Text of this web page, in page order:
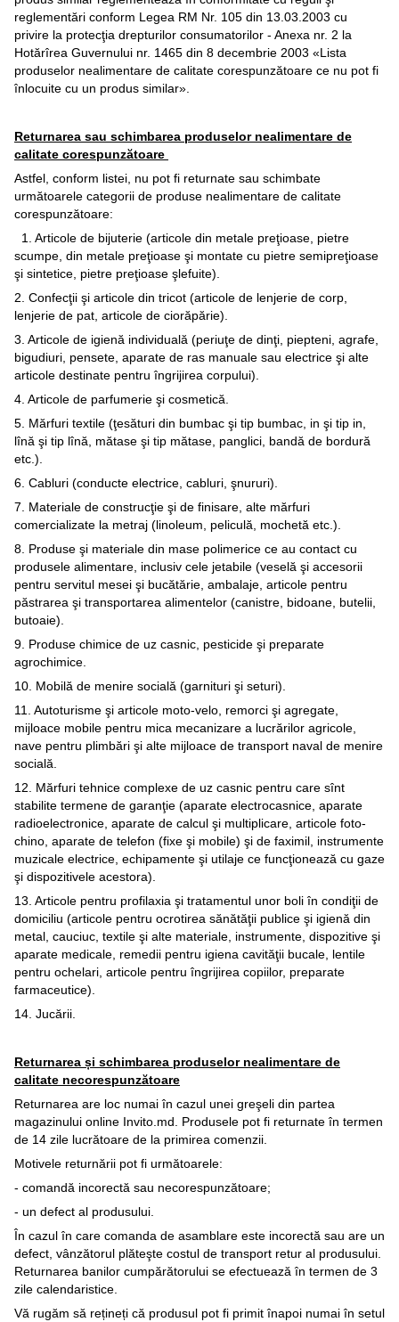
reglementări conform Legea RM Nr. 105 din 13.03.2003 cu
privire la protecţia drepturilor consumatorilor - Anexa nr. 2 la
Hotărîrea Guvernului nr. 1465 din 8 decembrie 2003 «Lista
produselor nealimentare de calitate corespunzătoare ce nu pot fi
înlocuite cu un produs similar».
Returnarea sau schimbarea produselor nealimentare de
calitate corespunzătoare
Astfel, conform listei, nu pot fi returnate sau schimbate
următoarele categorii de produse nealimentare de calitate
corespunzătoare:
1. Articole de bijuterie (articole din metale preţioase, pietre
scumpe, din metale preţioase şi montate cu pietre semipreţioase
şi sintetice, pietre preţioase şlefuite).
2. Confecţii şi articole din tricot (articole de lenjerie de corp,
lenjerie de pat, articole de ciorăpărie).
3. Articole de igienă individuală (periuţe de dinţi, piepteni, agrafe,
bigudiuri, pensete, aparate de ras manuale sau electrice şi alte
articole destinate pentru îngrijirea corpului).
4. Articole de parfumerie şi cosmetică.
5. Mărfuri textile (ţesături din bumbac şi tip bumbac, in şi tip in,
lînă şi tip lînă, mătase şi tip mătase, panglici, bandă de bordură
etc.).
6. Cabluri (conducte electrice, cabluri, şnururi).
7. Materiale de construcţie şi de finisare, alte mărfuri
comercializate la metraj (linoleum, peliculă, mochetă etc.).
8. Produse şi materiale din mase polimerice ce au contact cu
produsele alimentare, inclusiv cele jetabile (veselă şi accesorii
pentru servitul mesei şi bucătărie, ambalaje, articole pentru
păstrarea şi transportarea alimentelor (canistre, bidoane, butelii,
butoaie).
9. Produse chimice de uz casnic, pesticide şi preparate
agrochimice.
10. Mobilă de menire socială (garnituri şi seturi).
11. Autoturisme şi articole moto-velo, remorci şi agregate,
mijloace mobile pentru mica mecanizare a lucrărilor agricole,
nave pentru plimbări şi alte mijloace de transport naval de menire
socială.
12. Mărfuri tehnice complexe de uz casnic pentru care sînt
stabilite termene de garanţie (aparate electrocasnice, aparate
radioelectronice, aparate de calcul şi multiplicare, articole foto-
chino, aparate de telefon (fixe şi mobile) şi de faximil, instrumente
muzicale electrice, echipamente şi utilaje ce funcţionează cu gaze
şi dispozitivele acestora).
13. Articole pentru profilaxia şi tratamentul unor boli în condiţii de
domiciliu (articole pentru ocrotirea sănătăţii publice şi igienă din
metal, cauciuc, textile şi alte materiale, instrumente, dispozitive şi
aparate medicale, remedii pentru igiena cavităţii bucale, lentile
pentru ochelari, articole pentru îngrijirea copiilor, preparate
farmaceutice).
14. Jucării.
Returnarea și schimbarea produselor nealimentare de
calitate necorespunzătoare
Returnarea are loc numai în cazul unei greşeli din partea
magazinului online Invito.md. Produsele pot fi returnate în termen
de 14 zile lucrătoare de la primirea comenzii.
Motivele returnării pot fi următoarele:
- comandă incorectă sau necorespunzătoare;
- un defect al produsului.
În cazul în care comanda de asamblare este incorectă sau are un
defect, vânzătorul plăteşte costul de transport retur al produsului.
Returnarea banilor cumpărătorului se efectuează în termen de 3
zile calendaristice.
Vă rugăm să rețineți că produsul pot fi primit înapoi numai în setul